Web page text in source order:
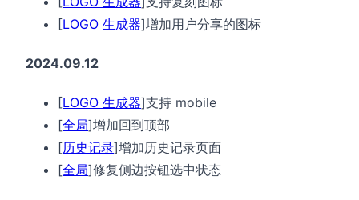
[LOGO 生成器]增加用户分享的图标
2024.09.12
[LOGO 生成器]支持 mobile
[全局]增加回到顶部
[历史记录]增加历史记录页面
[全局]修复侧边按钮选中状态